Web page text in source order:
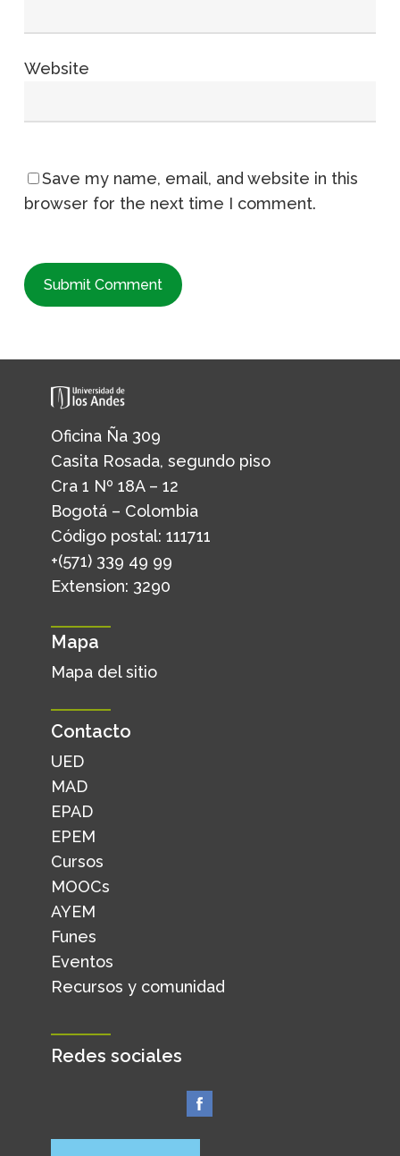
Website
Save my name, email, and website in this
browser for the next time I comment.
Oficina Ña 309
Casita Rosada, segundo piso
Cra 1 Nº 18A – 12
Bogotá – Colombia
Código postal: 111711
+(571) 339 49 99
Extension: 3290
Mapa
Mapa del sitio
Contacto
UED
MAD
EPAD
EPEM
Cursos
MOOCs
AYEM
Funes
Eventos
Recursos y comunidad
Redes sociales